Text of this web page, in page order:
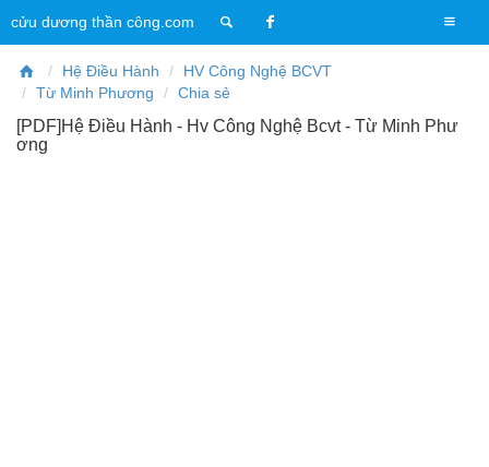
T
o
e
cửu dương thần công.com
Hệ Điều Hành
HV Công Nghệ BCVT
Từ Minh Phương
Chia sẻ
[PDF]Hệ Điều Hành - Hv Công Nghệ Bcvt - Từ Minh Phư
ơng